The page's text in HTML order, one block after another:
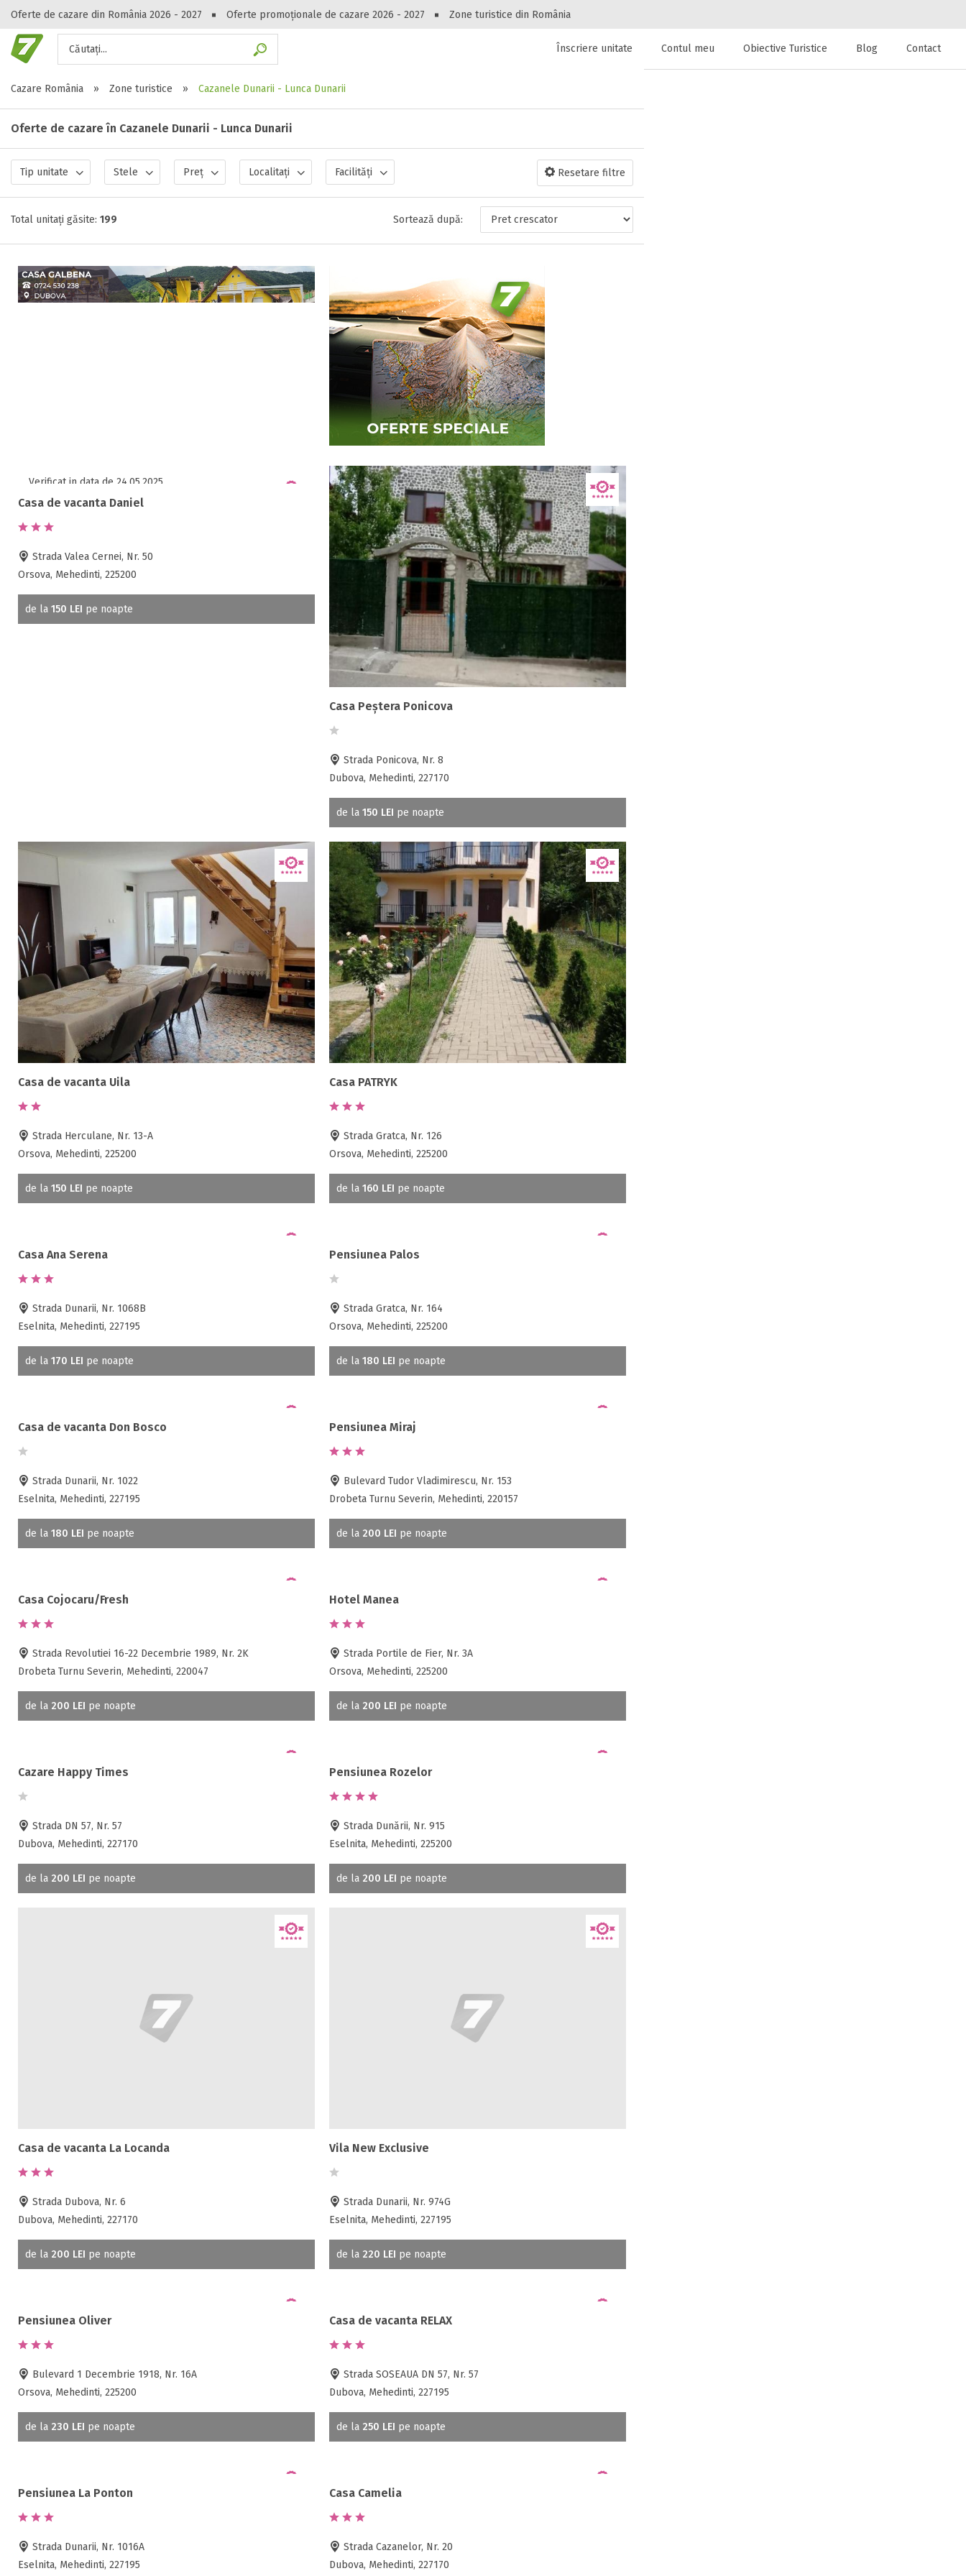
Oferte de cazare din România 2026 - 2027 Oferte promoționale de cazare 2026 - 2027 Zone turistice din România
Căutați...
Peste 10545 oferte de cazare!
Gasești hoteluri, pensiuni, vile, apartamente sau alte unitați de cazare la
Înscriere unitate Contul meu Obiective Turistice Blog Contact
Cazare România
» Zone turistice » Cazanele Dunarii - Lunca Dunarii
Oferte de cazare în Cazanele Dunarii - Lunca Dunarii
Tip unitate Stele Preț Localitați Facilități Resetare filtre
Total unitați găsite: 199 Sortează după:
Verificat in data de 24.05.2025
Casa de vacanta Daniel
Strada Valea Cernei, Nr. 50
Orsova, Mehedinti, 225200
de la 150 LEI pe noapte
Casa Peștera Ponicova
Strada Ponicova, Nr. 8
Dubova, Mehedinti, 227170
de la 150 LEI pe noapte
Casa de vacanta Uila
Strada Herculane, Nr. 13-A
Orsova, Mehedinti, 225200
de la 150 LEI pe noapte
Casa PATRYK
Strada Gratca, Nr. 126
Orsova, Mehedinti, 225200
de la 160 LEI pe noapte
Casa Ana Serena
Strada Dunarii, Nr. 1068B
Eselnita, Mehedinti, 227195
de la 170 LEI pe noapte
Pensiunea Palos
Strada Gratca, Nr. 164
Orsova, Mehedinti, 225200
de la 180 LEI pe noapte
Casa de vacanta Don Bosco
Strada Dunarii, Nr. 1022
Eselnita, Mehedinti, 227195
de la 180 LEI pe noapte
Pensiunea Miraj
Bulevard Tudor Vladimirescu, Nr. 153
Drobeta Turnu Severin, Mehedinti, 220157
de la 200 LEI pe noapte
Casa Cojocaru/Fresh
Strada Revolutiei 16-22 Decembrie 1989, Nr. 2K
Drobeta Turnu Severin, Mehedinti, 220047
de la 200 LEI pe noapte
Hotel Manea
Strada Portile de Fier, Nr. 3A
Orsova, Mehedinti, 225200
de la 200 LEI pe noapte
Cazare Happy Times
Strada DN 57, Nr. 57
Dubova, Mehedinti, 227170
de la 200 LEI pe noapte
Pensiunea Rozelor
Strada Dunării, Nr. 915
Eselnita, Mehedinti, 225200
de la 200 LEI pe noapte
Casa de vacanta La Locanda
Strada Dubova, Nr. 6
Dubova, Mehedinti, 227170
de la 200 LEI pe noapte
Vila New Exclusive
Strada Dunarii, Nr. 974G
Eselnita, Mehedinti, 227195
de la 220 LEI pe noapte
Pensiunea Oliver
Bulevard 1 Decembrie 1918, Nr. 16A
Orsova, Mehedinti, 225200
de la 230 LEI pe noapte
Casa de vacanta RELAX
Strada SOSEAUA DN 57, Nr. 57
Dubova, Mehedinti, 227195
de la 250 LEI pe noapte
Pensiunea La Ponton
Strada Dunarii, Nr. 1016A
Eselnita, Mehedinti, 227195
Casa Camelia
Strada Cazanelor, Nr. 20
Dubova, Mehedinti, 227170